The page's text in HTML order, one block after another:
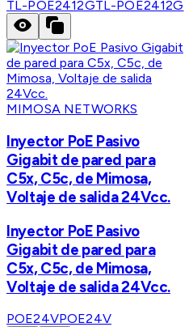
TL-POE2412GTL-POE2412G
MIMOSA NETWORKS
Inyector PoE Pasivo
Gigabit de pared para
C5x, C5c, de Mimosa,
Voltaje de salida 24Vcc.
Inyector PoE Pasivo
Gigabit de pared para
C5x, C5c, de Mimosa,
Voltaje de salida 24Vcc.
POE24VPOE24V